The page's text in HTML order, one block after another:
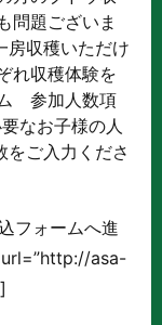
問題ございま
房収穫いただけ
れ収穫体験を
参加人数項
なお子様の人
ご入力くださ
フォームへ進
asa-